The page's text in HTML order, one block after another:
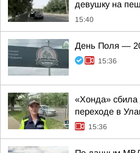
девушку на
15:40
День Поля —
15:36
«Хонда»
переходе в
15:36